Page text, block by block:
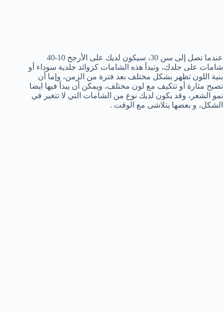
عندما تصل إلى سن 30، سيكون لديك على الأرجح 10-40
شامات على جلدك، وتبدأ هذه الشامات كزوائد جلدية سوداء أو
بنية اللون تظهر بشكل مختلف بعد فترة من الزمن، وإما أن
تصبح مثارة أو تتكيف مع لون مختلف، ويمكن أن يبدأ فيها ايضا
نمو الشعر، وقد يكون لديك نوع من الشامات التي لا تتغير في
الشكل، و بعضها يتلاشى مع الوقت .